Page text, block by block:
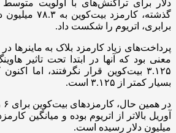
دلار برای تراکنش‌های با اولویت
برابری، اتریوم را شکست داد.
پرداخت‌های زیاد کارمزد بلاک به ماینرها
۳.۱۲۵ بیت‌کوین قرار نگرفتند، اما
بسیار کمتر از ۳.۱۲۵ است.
میلیون دلار رسیده است.